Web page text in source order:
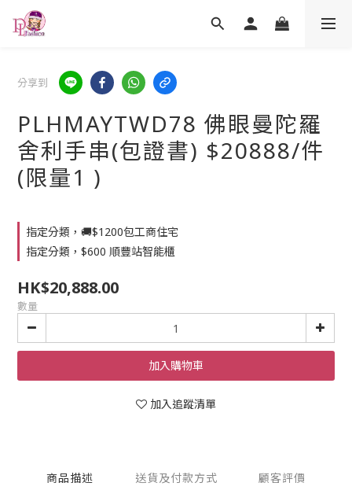
分享到
PLHMAYTWD78 佛眼曼陀羅
舍利手串(包證書) $20888/件
(限量1 )
指定分類，🚚$1200包工商住宅
指定分類，$600 順豐站智能櫃
HK$20,888.00
數量
加入購物車
加入追蹤清單
商品描述 送貨及付款方式 顧客評價